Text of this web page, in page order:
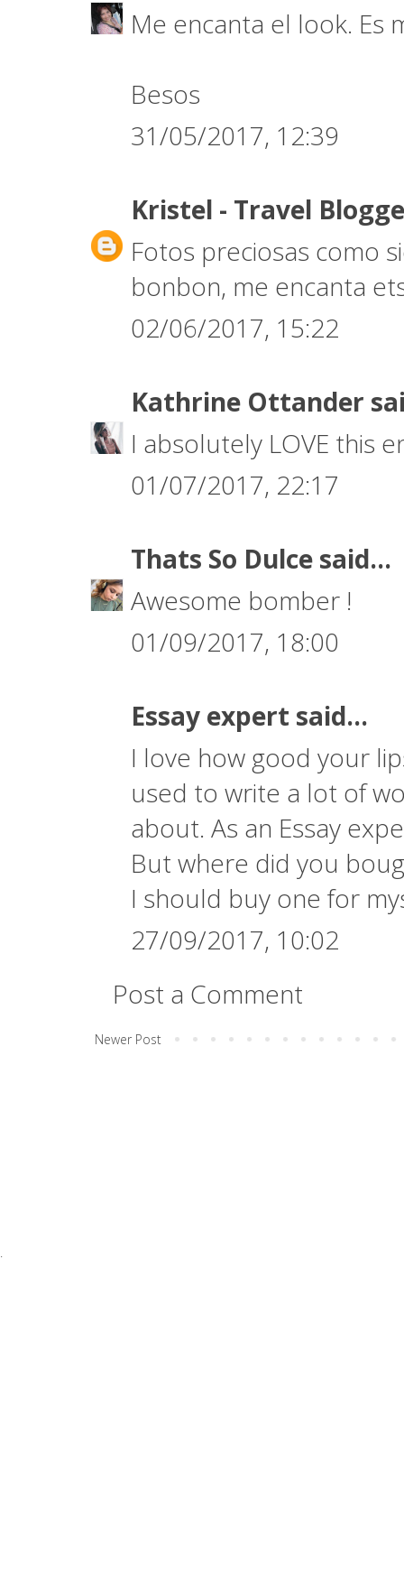
Me encanta el look. Es
Besos
31/05/2017, 12:39
Kristel - Travel
Fotos preciosas como
bonbon, me encanta
02/06/2017, 15:22
Kathrine Ottander
I absolutely LOVE this
01/07/2017, 22:17
Thats So Dulce said...
Awesome bomber !
01/09/2017, 18:00
Essay expert said...
I love how good your
used to write a lot of
about. As an Essay
But where did you
I should buy one for
27/09/2017, 10:02
Post a Comment
Newer Post